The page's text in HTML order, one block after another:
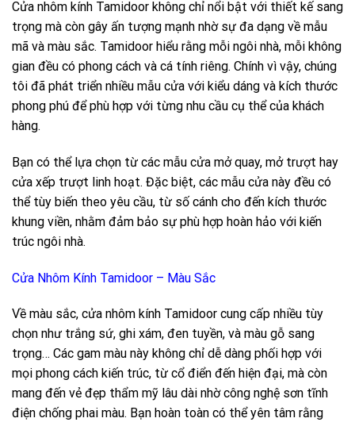
Cửa nhôm kính Tamidoor không chỉ nổi bật với thiết kế sang
trọng mà còn gây ấn tượng mạnh nhờ sự đa dạng về mẫu
mã và màu sắc. Tamidoor hiểu rằng mỗi ngôi nhà, mỗi không
gian đều có phong cách và cá tính riêng. Chính vì vậy, chúng
tôi đã phát triển nhiều mẫu cửa với kiểu dáng và kích thước
phong phú để phù hợp với từng nhu cầu cụ thể của khách
hàng.
Bạn có thể lựa chọn từ các mẫu cửa mở quay, mở trượt hay
cửa xếp trượt linh hoạt. Đặc biệt, các mẫu cửa này đều có
thể tùy biến theo yêu cầu, từ số cánh cho đến kích thước
khung viền, nhằm đảm bảo sự phù hợp hoàn hảo với kiến
trúc ngôi nhà.
Cửa Nhôm Kính Tamidoor – Màu Sắc
Về màu sắc, cửa nhôm kính Tamidoor cung cấp nhiều tùy
chọn như trắng sứ, ghi xám, đen tuyền, và màu gỗ sang
trọng… Các gam màu này không chỉ dễ dàng phối hợp với
mọi phong cách kiến trúc, từ cổ điển đến hiện đại, mà còn
mang đến vẻ đẹp thẩm mỹ lâu dài nhờ công nghệ sơn tĩnh
điện chống phai màu. Bạn hoàn toàn có thể yên tâm rằng